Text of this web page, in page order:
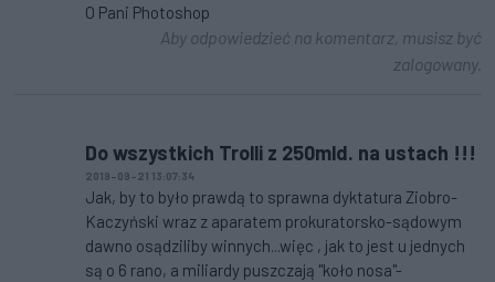
O Pani Photoshop
Aby odpowiedzieć na komentarz, musisz być
zalogowany.
Do wszystkich Trolli z 250mld. na ustach !!!
2019-09-21 13:07:34
Jak, by to było prawdą to sprawna dyktatura Ziobro-
Kaczyński wraz z aparatem prokuratorsko-sądowym
dawno osądziliby winnych...więc , jak to jest u jednych
są o 6 rano, a miliardy puszczają "koło nosa"-